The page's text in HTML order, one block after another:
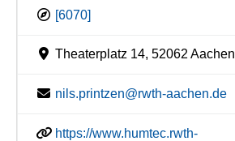
[6070]
Theaterplatz 14, 52062 Aachen
nils.printzen@rwth-aachen.de
https://www.humtec.rwth-